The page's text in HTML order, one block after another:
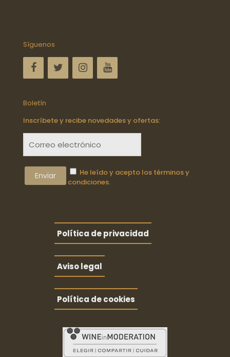
Síguenos
Boletín
Inscríbete y recibe novedades y ofertas:
He leído y acepto los términos y
condiciones.
Política de privacidad
Aviso legal
Política de cookies